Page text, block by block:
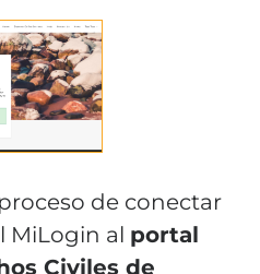
de conectar
MiLogin al portal
Civiles de